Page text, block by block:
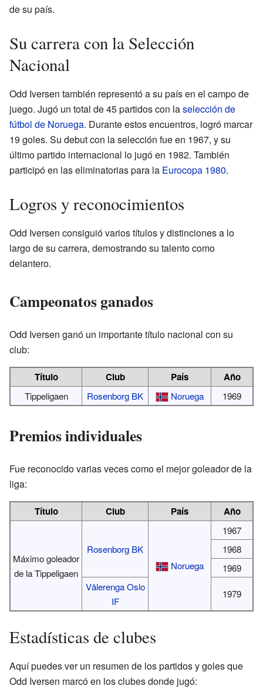
de su país.
Su carrera con la Selección
Nacional
Odd Iversen también representó a su país en el campo de
juego. Jugó un total de 45 partidos con laselección de
fútbol de Noruega. Durante estos encuentros, logró marcar
19 goles. Su debut con la selección fue en 1967, y su
último partido internacional lo jugó en 1982. También
participó en las eliminatorias para la Eurocopa 1980.
Logros y reconocimientos
Odd Iversen consiguió varios títulos y distinciones a lo
largo de su carrera, demostrando su talento como
delantero.
Campeonatos ganados
Odd Iversen ganó un importante título nacional con su
club:
Título Club País Año
Tippeligaen Rosenborg BK Noruega 1969
Premios individuales
Fue reconocido varias veces como el mejor goleador de la
liga:
Título Club País Año
Máximo goleador
de la Tippeligaen
Rosenborg BK
Noruega
1967
1968
1969
Vålerenga Oslo
IF
1979
Estadísticas de clubes
Aquí puedes ver un resumen de los partidos y goles que
Odd Iversen marcó en los clubes donde jugó: